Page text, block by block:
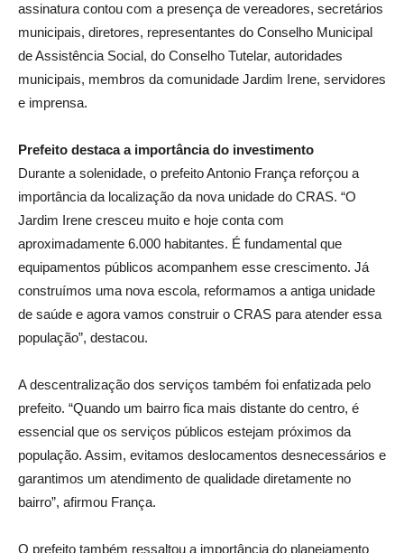
assinatura contou com a presença de vereadores, secretários
municipais, diretores, representantes do Conselho Municipal
de Assistência Social, do Conselho Tutelar, autoridades
municipais, membros da comunidade Jardim Irene, servidores
e imprensa.
Prefeito destaca a importância do investimento
Durante a solenidade, o prefeito Antonio França reforçou a
importância da localização da nova unidade do CRAS. “O
Jardim Irene cresceu muito e hoje conta com
aproximadamente 6.000 habitantes. É fundamental que
equipamentos públicos acompanhem esse crescimento. Já
construímos uma nova escola, reformamos a antiga unidade
de saúde e agora vamos construir o CRAS para atender essa
população”, destacou.
A descentralização dos serviços também foi enfatizada pelo
prefeito. “Quando um bairro fica mais distante do centro, é
essencial que os serviços públicos estejam próximos da
população. Assim, evitamos deslocamentos desnecessários e
garantimos um atendimento de qualidade diretamente no
bairro”, afirmou França.
O prefeito também ressaltou a importância do planejamento